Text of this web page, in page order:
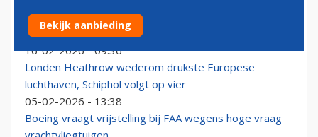
Winterweer in Nederland zorgt voor passagiersgroei
op Brussels Airport
16-02-2026 - 09:36
Londen Heathrow wederom drukste Europese
luchthaven, Schiphol volgt op vier
05-02-2026 - 13:38
Boeing vraagt vrijstelling bij FAA wegens hoge vraag
Bekijk aanbieding